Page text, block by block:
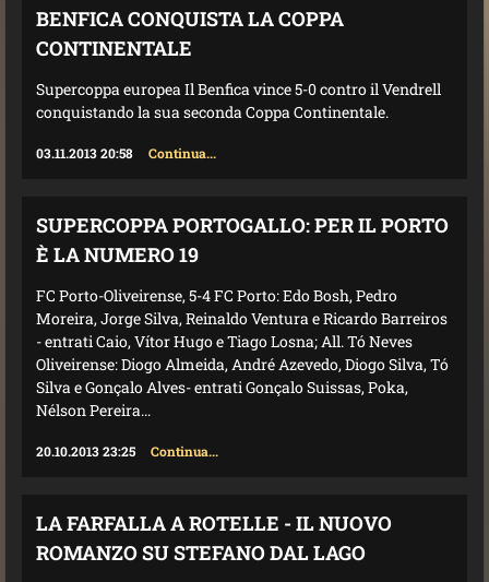
BENFICA CONQUISTA LA COPPA
CONTINENTALE
Supercoppa europea Il Benfica vince 5-0 contro il Vendrell
conquistando la sua seconda Coppa Continentale.
03.11.2013 20:58 Continua...
SUPERCOPPA PORTOGALLO: PER IL PORTO
È LA NUMERO 19
FC Porto-Oliveirense, 5-4 FC Porto: Edo Bosh, Pedro
Moreira, Jorge Silva, Reinaldo Ventura e Ricardo Barreiros
- entrati Caio, Vítor Hugo e Tiago Losna; All. Tó Neves
Oliveirense: Diogo Almeida, André Azevedo, Diogo Silva, Tó
Silva e Gonçalo Alves- entrati Gonçalo Suissas, Poka,
Nélson Pereira...
20.10.2013 23:25 Continua...
LA FARFALLA A ROTELLE - IL NUOVO
ROMANZO SU STEFANO DAL LAGO